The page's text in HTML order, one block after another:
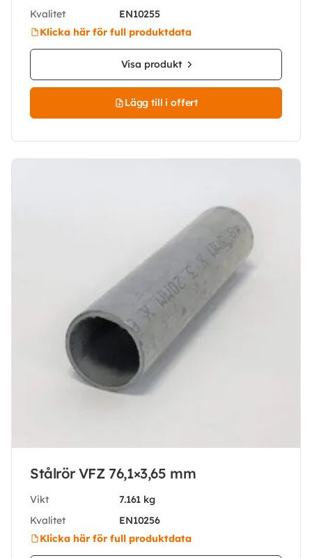
Kvalitet
EN10255
Klicka här för full produktdata
Visa produkt
Lägg till i offert
Stålrör VFZ 76,1×3,65 mm
Vikt
7.161 kg
Kvalitet
EN10256
Klicka här för full produktdata